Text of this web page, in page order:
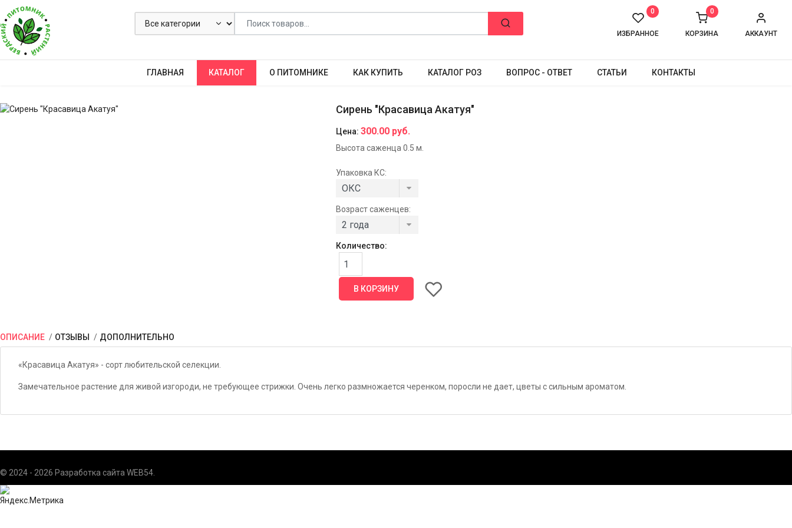
АККАУНТ
КОРЗИНА
0
ИЗБРАННОЕ
0
ГЛАВНАЯ КАТАЛОГ О ПИТОМНИКЕ КАК КУПИТЬ КАТАЛОГ РОЗ ВОПРОС - ОТВЕТ СТАТЬИ КОНТАКТЫ
Сирень "Красавица Акатуя"
Цена: 300.00 руб.
Высота саженца 0.5 м.
Упаковка КС:
Возраст саженцев:
Количество:
ОПИСАНИЕ ОТЗЫВЫ ДОПОЛНИТЕЛЬНО
«Красавица Акатуя» - сорт любительской селекции.
Замечательное растение для живой изгороди, не требующее стрижки. Очень легко размножается черенком, поросли не дает, цветы с сильным ароматом.
© 2024 - 2026 Разработка сайта WEB54